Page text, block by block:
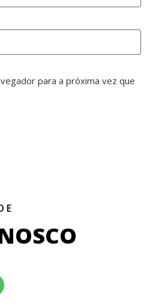
para a próxima vez que
E